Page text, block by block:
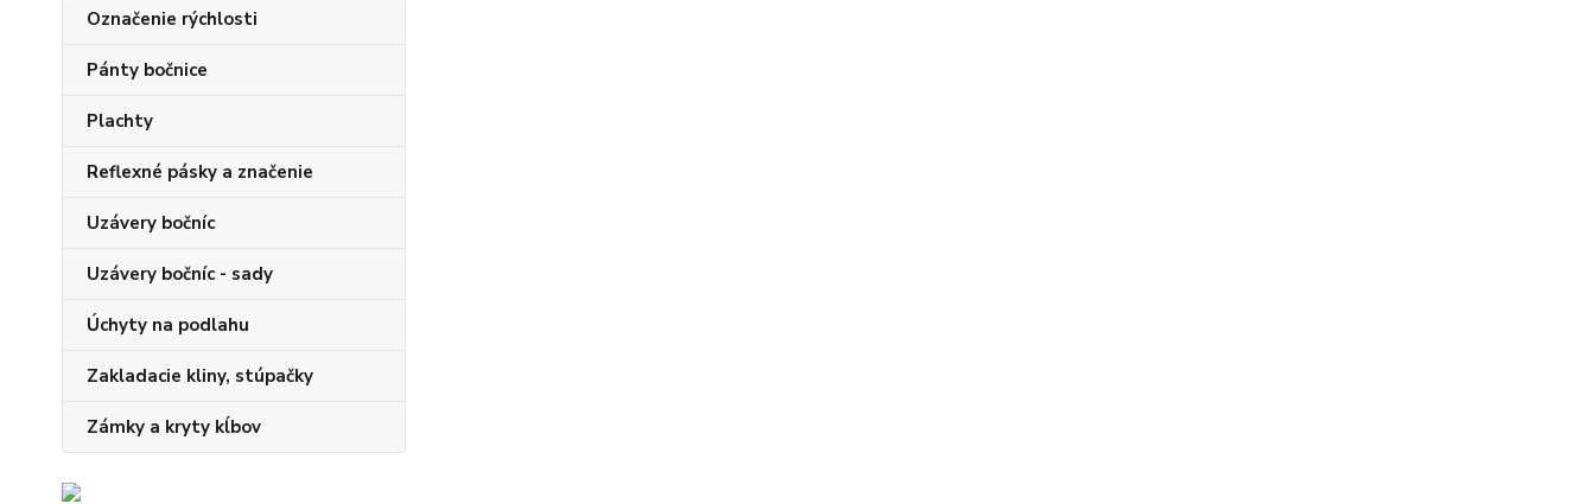
Označenie rýchlosti
Pánty bočnice
Plachty
Reflexné pásky a značenie
Uzávery bočníc
Uzávery bočníc - sady
Úchyty na podlahu
Zakladacie kliny, stúpačky
Zámky a kryty kĺbov